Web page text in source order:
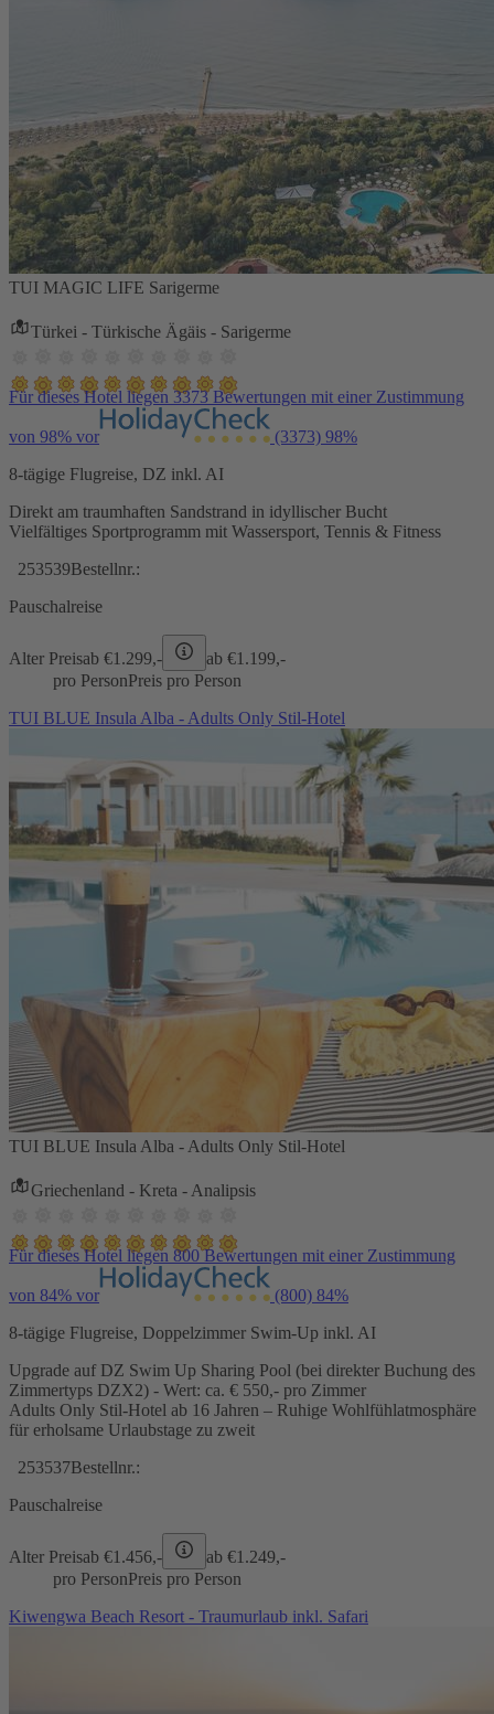
TUI MAGIC LIFE Sarigerme
Türkei - Türkische Ägäis - Sarigerme
Für dieses Hotel liegen 3373 Bewertungen mit einer Zustimmung
von 98% vor (3373) 98%
8-tägige Flugreise, DZ inkl. AI
Direkt am traumhaften Sandstrand in idyllischer Bucht
Vielfältiges Sportprogramm mit Wassersport, Tennis & Fitness
253539Bestellnr.:
Pauschalreise
Alter Preisab €1.299,- ab €1.199,-
pro PersonPreis pro Person
TUI BLUE Insula Alba - Adults Only Stil-Hotel
TUI BLUE Insula Alba - Adults Only Stil-Hotel
Griechenland - Kreta - Analipsis
Für dieses Hotel liegen 800 Bewertungen mit einer Zustimmung
von 84% vor (800) 84%
8-tägige Flugreise, Doppelzimmer Swim-Up inkl. AI
Upgrade auf DZ Swim Up Sharing Pool (bei direkter Buchung des
Zimmertyps DZX2) - Wert: ca. € 550,- pro Zimmer
Adults Only Stil-Hotel ab 16 Jahren – Ruhige Wohlfühlatmosphäre
für erholsame Urlaubstage zu zweit
253537Bestellnr.:
Pauschalreise
Alter Preisab €1.456,- ab €1.249,-
pro PersonPreis pro Person
Kiwengwa Beach Resort - Traumurlaub inkl. Safari